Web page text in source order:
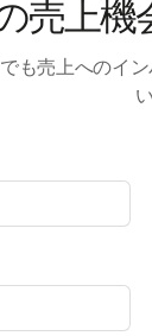
売上機
売上へのイ